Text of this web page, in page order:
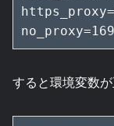
すると環境変数